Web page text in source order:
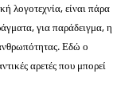
λογοτεχνία, είναι πάρα
για παράδειγμα, η
Εδώ ο
αρετές που μπορεί